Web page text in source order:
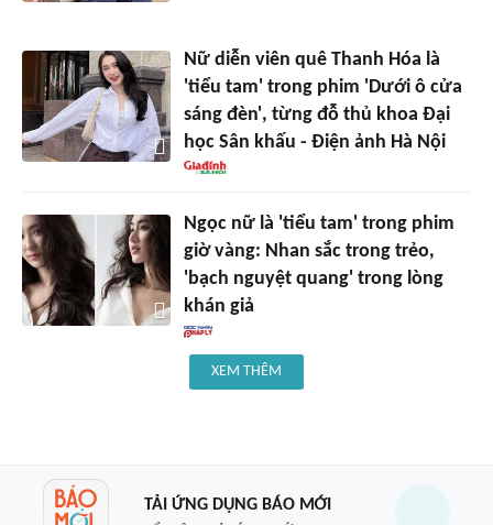
Nữ diễn viên quê Thanh Hóa là
'tiểu tam' trong phim 'Dưới ô cửa
sáng đèn', từng đỗ thủ khoa Đại
học Sân khấu - Điện ảnh Hà Nội
Ngọc nữ là 'tiểu tam' trong phim
giờ vàng: Nhan sắc trong trẻo,
'bạch nguyệt quang' trong lòng
khán giả
XEM THÊM
TẢI ỨNG DỤNG BÁO MỚI